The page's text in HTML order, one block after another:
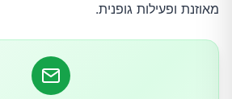
אזהרות בטיחות
חלבון – ההשפעה התרמית
מאוזנת ופעילות גופנית.